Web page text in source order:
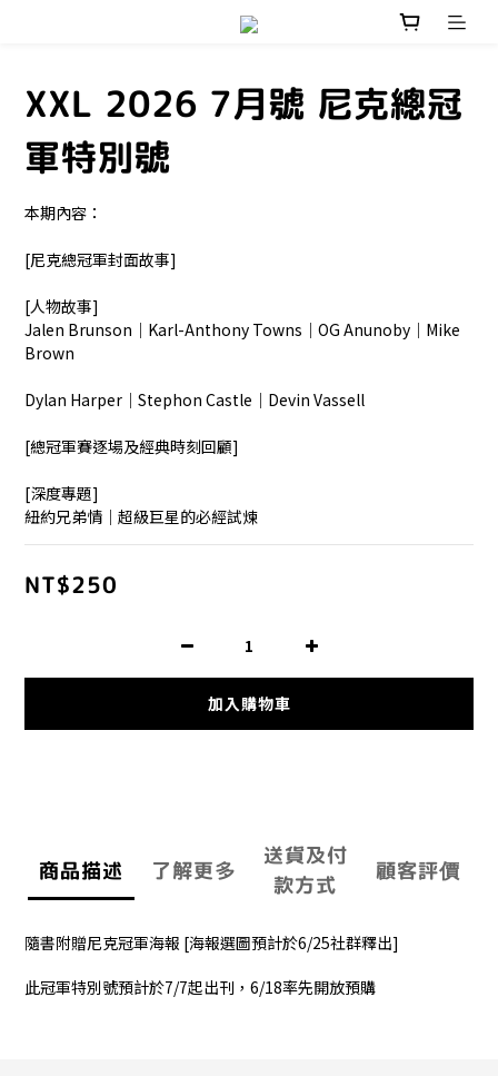
XXL 2026 7月號 尼克總冠
軍特別號
本期內容：
[尼克總冠軍封面故事]
[人物故事]
Jalen Brunson｜Karl-Anthony Towns｜OG Anunoby｜Mike
Brown
Dylan Harper｜Stephon Castle｜Devin Vassell
[總冠軍賽逐場及經典時刻回顧]
[深度專題]
紐約兄弟情｜超級巨星的必經試煉
NT$250
加入購物車
商品描述 了解更多
送貨及付
款方式
顧客評價
隨書附贈尼克冠軍海報 [海報選圖預計於6/25社群釋出]
此冠軍特別號預計於7/7起出刊，6/18率先開放預購